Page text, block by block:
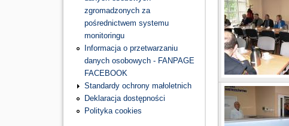
zgromadzonych za
pośrednictwem systemu
monitoringu
Informacja o przetwarzaniu
danych osobowych - FANPAGE
FACEBOOK
Standardy ochrony małoletnich
Deklaracja dostępności
Polityka cookies